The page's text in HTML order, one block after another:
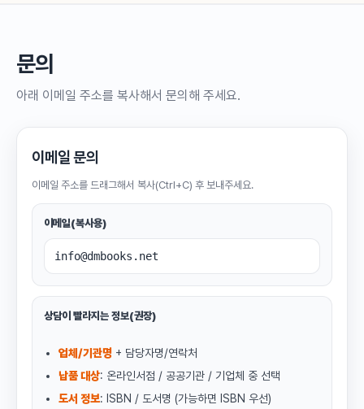
문의
아래 이메일 주소를 복사해서 문의해 주세요.
이메일 문의
이메일 주소를 드래그해서 복사(Ctrl+C) 후 보내주세요.
이메일(복사용)
info@dmbooks.net
상담이 빨라지는 정보(권장)
업체/기관명 + 담당자명/연락처
납품 대상: 온라인서점 / 공공기관 / 기업체 중 선택
도서 정보: ISBN / 도서명 (가능하면 ISBN 우선)